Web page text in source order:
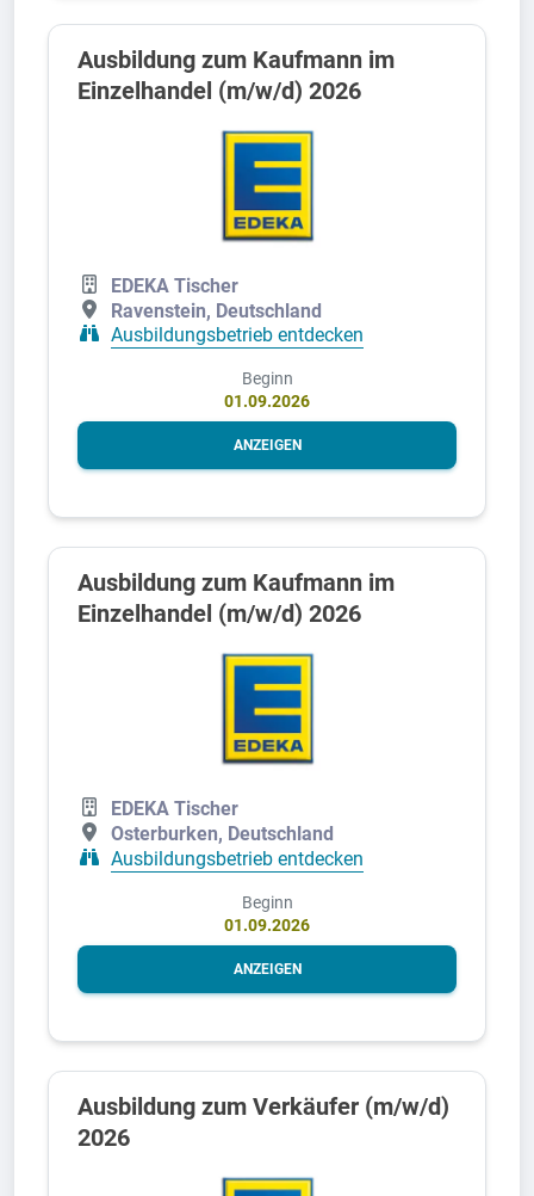
Ausbildung zum Kaufmann im
Einzelhandel (m/w/d) 2026
EDEKA Tischer
Ravenstein, Deutschland
Ausbildungsbetrieb entdecken
Beginn
01.09.2026
ANZEIGEN
Ausbildung zum Kaufmann im
Einzelhandel (m/w/d) 2026
EDEKA Tischer
Osterburken, Deutschland
Ausbildungsbetrieb entdecken
Beginn
01.09.2026
ANZEIGEN
Ausbildung zum Verkäufer (m/w/d)
2026